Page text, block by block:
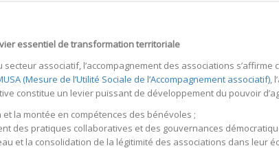
essentiel de transformation territoriale
associatif, l’accompagnement des associations
(Mesure de l’Utilité Sociale de l’Accompagnement associatif),
constitue un levier puissant de développement du pouvoir
la montée en compétences des bénévoles ;
des pratiques collaboratives et des gouvernances
et la consolidation de la légitimité des associations dans leur